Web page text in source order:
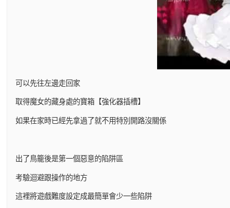
可以先往左邊走回家
取得魔女的藏身處的寶箱【強化器插槽】
如果在家時已經先拿過了就不用特別開路沒關係
出了鳥籠後是第一個惡意的陷阱區
考驗迴避跟操作的地方
這裡將遊戲難度設定成最簡單會少一些陷阱